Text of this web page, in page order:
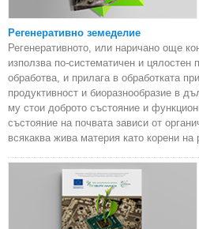
Регенеративно земеделие
Регенеративното, или наричано още
използва по-систематичен и цялостен
обработва, и прилага в обработката
продуктивност и биоразнообразие в
му стои доброто състояние и
състояние на почвата зависи от
всякаква жива материя като корени